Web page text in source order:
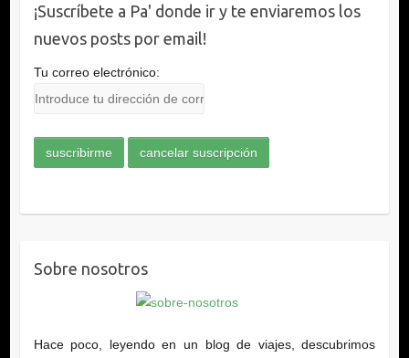
¡Suscríbete a Pa' donde ir y te enviaremos los
nuevos posts por email!
Tu correo electrónico:
Sobre nosotros
Hace poco, leyendo en un blog de viajes, descubrimos